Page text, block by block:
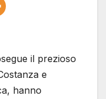
il prezioso
e
hanno